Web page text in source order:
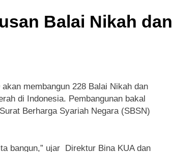
Balai Nikah dan
membangun 228 Balai Nikah dan
di Indonesia. Pembangunan bakal
Berharga Syariah Negara (SBSN)
bangun,” ujar Direktur Bina KUA dan